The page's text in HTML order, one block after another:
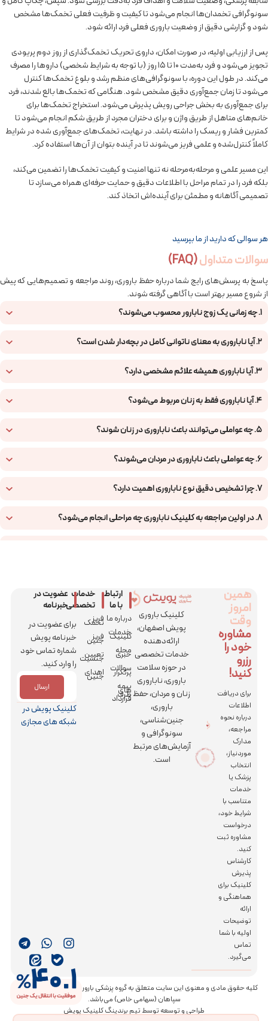
سونوگرافی تخمدان‌ها انجام می‌شود تا کیفیت و ظرفیت فعلی تخمک‌ها مشخص
شود و گزارشی دقیق از وضعیت باروری فعلی فرد ارائه شود.
پس از ارزیابی اولیه، در صورت امکان، داروی تحریک تخمک‌گذاری از روز دوم پریودی
تجویز می‌شود و فرد به‌مدت ۱۰ تا ۱۵ روز (با توجه به شرایط شخصی) داروها را مصرف
می‌کند. در طول این دوره، با سونوگرافی‌های منظم رشد و بلوغ تخمک‌ها کنترل
می‌شود تا زمان جمع‌آوری دقیق مشخص شود. هنگامی که تخمک‌ها بالغ شدند، فرد
برای جمع‌آوری به بخش جراحی رویش پذیرش می‌شود. استخراج تخمک‌ها برای
خانم‌های متاهل از طریق واژن و برای دختران مجرد از طریق شکم انجام می‌شود تا
کمترین فشار و ریسک را داشته باشد. در نهایت، تخمک‌های جمع‌آوری شده در شرایط
کاملاً کنترل‌شده و علمی فریز می‌شوند تا در آینده بتوان از آن‌ها استفاده کرد.
این مسیر علمی و مرحله‌به‌مرحله نه تنها امنیت و کیفیت تخمک‌ها را تضمین می‌کند،
بلکه فرد را در تمام مراحل با اطلاعات دقیق و حمایت حرفه‌ای همراه می‌سازد تا
تصمیمی آگاهانه و مطمئن برای آینده‌اش اتخاذ کند.
هر سوالی که دارید از ما بپرسید
سوالات متداول(FAQ)
پاسخ به پرسش‌های رایج شما درباره حفظ باروری، روند مراجعه و تصمیم‌هایی که پیش
از شروع مسیر بهتر است با آگاهی گرفته شوند.
1. چه زمانی یک زوج نابارور محسوب می‌شوند؟
2. آیا ناباروری به معنای ناتوانی کامل در بچه‌دار شدن است؟
3. آیا ناباروری همیشه علائم مشخصی دارد؟
4. آیا ناباروری فقط به زنان مربوط می‌شود؟
5. چه عواملی می‌توانند باعث ناباروری در زنان شوند؟
6. چه عواملی باعث ناباروری در مردان می‌شوند؟
7. چرا تشخیص دقیق نوع ناباروری اهمیت دارد؟
8. در اولین مراجعه به کلینیک ناباروری چه مراحلی انجام می‌شود؟
همین
امروز
وقت
مشاوره
خود را
رزرو
کنید!
برای دریافت
اطلاعات
درباره نحوه
مراجعه،
مدارک
موردنیاز،
انتخاب
پزشک یا
خدمات
متناسب با
شرایط خود،
درخواست
مشاوره ثبت
کنید.
کارشناس
پذیرش
کلینیک برای
هماهنگی و
ارائه
توضیحات
اولیه با شما
تماس
می‌گیرد.
|کلینیک باروری پویش و مرکز جراحی رویش | کلینیکباروریپویشو مر
کز جراحی رویش
کلینیک باروری
پویش اصفهان،
ارائه‌دهنده
خدمات تخصصی
در حوزه سلامت
باروری، ناباروری
زنان و مردان، حفظ
باروری،
جنین‌شناسی،
سونوگرافی و
آزمایش‌های مرتبط
است.
ارتباط
با ما
درباره ما
خدمات
کلینیک
مجله
خبری
سوالات
پرتکرار
بیمه
های
طرف
قرارداد
خدمات
تخصصی
فریز
تخمک
فریز
جنین
تعیین
جنسیت
اهدای
جنین
عضویت در
خبرنامه
برای عضویت در
خبرنامه پویش
شماره تماس خود
را وارد کنید.
ارسال
کلینیک پویش در
شبکه های مجازی
کلیه حقوق مادی و معنوی این سایت متعلق به گروه پزشکی باروری و ناباروری مبنای سلامت
سپاهان (سهامی خاص) می‌باشد.
طراحی و توسعه توسط تیم برندینگ کلینیک پویش